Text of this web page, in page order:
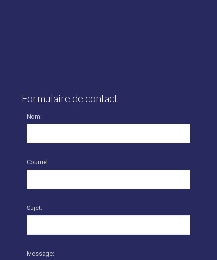
Formulaire de contact
Nom:
Courriel:
Sujet:
Message: